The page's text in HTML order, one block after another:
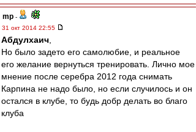
mp -
31 окт 2014 22:55
Абдулхаич
Но было задето его самолюбие, и реальное
его желание вернуться тренировать. Лично мое
мнение после серебра 2012 года снимать
Карпина не надо было, но если случилось и он
остался в клубе, то будь добр делать во благо
клуба